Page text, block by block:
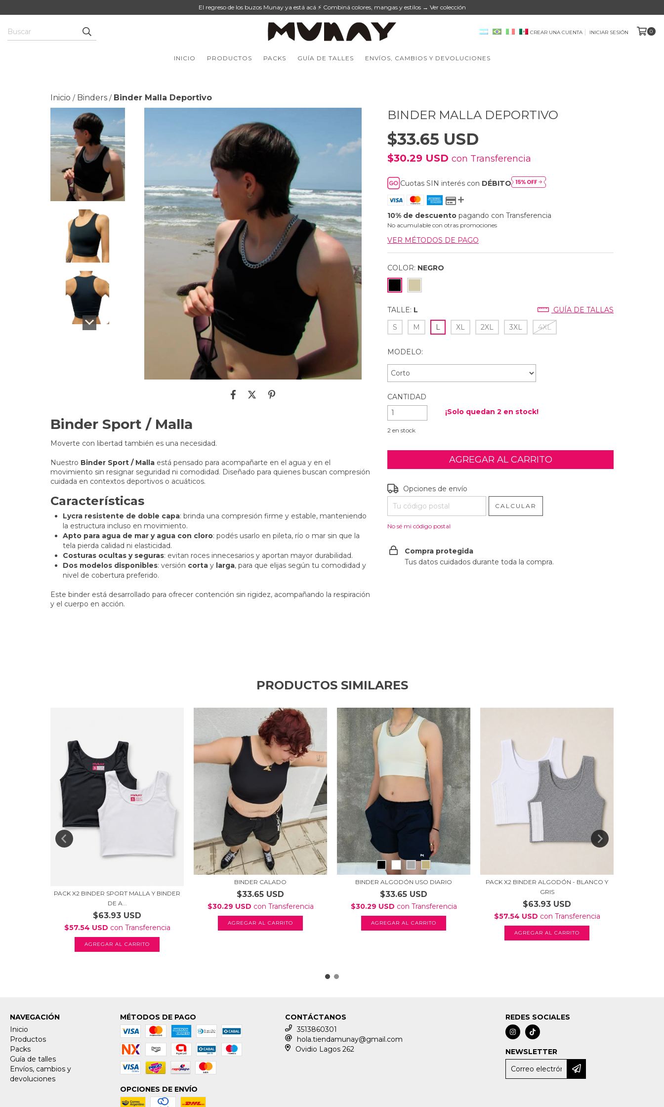
El regreso de los buzos Munay ya está acá ⚡ Combiná colores, mangas y estilos → Ver colección
CREAR UNA CUENTA INICIAR SESIÓN 0
INICIO PRODUCTOS PACKS GUÍA DE TALLES ENVÍOS, CAMBIOS Y DEVOLUCIONES
Inicio / Binders / Binder Malla Deportivo
Binder Sport / Malla
Moverte con libertad también es una necesidad.
Nuestro Binder Sport / Malla está pensado para acompañarte en el agua y en el
movimiento sin resignar seguridad ni comodidad. Diseñado para quienes buscan compresión
cuidada en contextos deportivos o acuáticos.
Características
Lycra resistente de doble capa: brinda una compresión firme y estable, manteniendo
la estructura incluso en movimiento.
Apto para agua de mar y agua con cloro: podés usarlo en pileta, río o mar sin que la
tela pierda calidad ni elasticidad.
Costuras ocultas y seguras: evitan roces innecesarios y aportan mayor durabilidad.
Dos modelos disponibles: versión corta y larga, para que elijas según tu comodidad y
nivel de cobertura preferido.
Este binder está desarrollado para ofrecer contención sin rigidez, acompañando la respiración
y el cuerpo en acción.
BINDER MALLA DEPORTIVO
$33.65 USD
$30.29 USDcon Transferencia
Cuotas SIN interés con DÉBITO
10% de descuento pagando con Transferencia
No acumulable con otras promociones
VER MÉTODOS DE PAGO
COLOR: NEGRO
TALLE: L
GUÍA DE TALLAS
S
M L XL 2XL 3XL 4XL
MODELO:
CANTIDAD
2 en stock
¡Solo quedan2 en stock!
Entregas para el CP:
Opciones de envío
CALCULAR
No sé mi código postal
Compra protegida
Tus datos cuidados durante toda la compra.
PRODUCTOS SIMILARES
PACK X2 BINDER SPORT MALLA Y BINDER
DE A...
$63.93 USD
$57.54 USD con Transferencia
AGREGAR AL CARRITO
BINDER CALADO
$33.65 USD
$30.29 USD con Transferencia
AGREGAR AL CARRITO
BINDER ALGODÓN USO DIARIO
$33.65 USD
$30.29 USD con Transferencia
AGREGAR AL CARRITO
PACK X2 BINDER ALGODÓN - BLANCO Y
GRIS
$63.93 USD
$57.54 USD con Transferencia
AGREGAR AL CARRITO
NAVEGACIÓN
Inicio
Productos
Packs
Guía de talles
Envíos, cambios y
devoluciones
MÉTODOS DE PAGO
OPCIONES DE ENVÍO
CONTÁCTANOS
3513860301
hola.tiendamunay@gmail.com
Ovidio Lagos 262
REDES SOCIALES
NEWSLETTER